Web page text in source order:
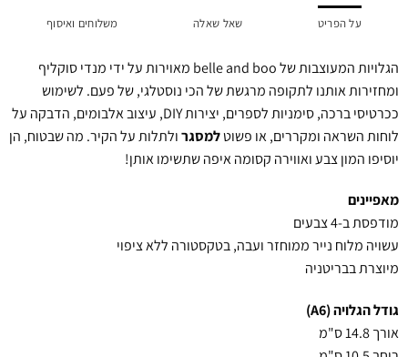
על הפריט שאל שאלה משלוחים ואיסוף
הגלויות המעוצבות של belle and boo מאוירות על ידי מנדי סוקליף
ומחזירות אותנו לתקופה מרגשת של הכי נוסטלגי, של פעם. לשימוש
ככרטיסי ברכה, סימניות לספרים, יצירות DIY, עיצוב אלבומים, הדבקה על
לוחות השראה ומקררים, או פשוטלמסגרולתלות על הקיר. מה שבטוח, הן
יוסיפו המון צבע ואווירה קסומה איפה שתשימו אותן!
מאפיינים
מודפסת ב-4 צבעים
עשויה מלוח נייר ממוחזר ועבה, בטקסטורה ללא ציפוי
מיוצרת בבריטניה
גודל הגלויה (A6)
אורך 14.8 ס"מ